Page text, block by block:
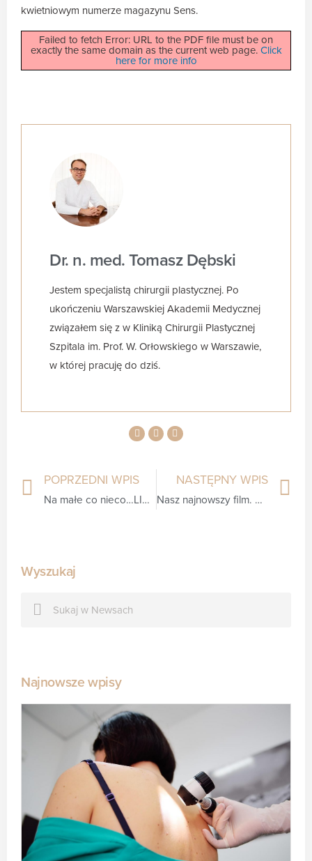
kwietniowym numerze magazynu Sens.
Failed to fetch Error: URL to the PDF file must be on
exactly the same domain as the current web page. Click
here for more info
Dr. n. med. Tomasz Dębski
Jestem specjalistą chirurgii plastycznej. Po
ukończeniu Warszawskiej Akademii Medycznej
związałem się z w Kliniką Chirurgii Plastycznej
Szpitala im. Prof. W. Orłowskiego w Warszawie,
w której pracuję do dziś.
POPRZEDNI WPIS
Na małe co nieco…LIPOLIZA. Dr Dębski dla Women’s Health
NASTĘPNY WPIS
Nasz najnowszy film. Wszystko o operacjach plastycznych nosa.
Wyszukaj
Najnowsze wpisy